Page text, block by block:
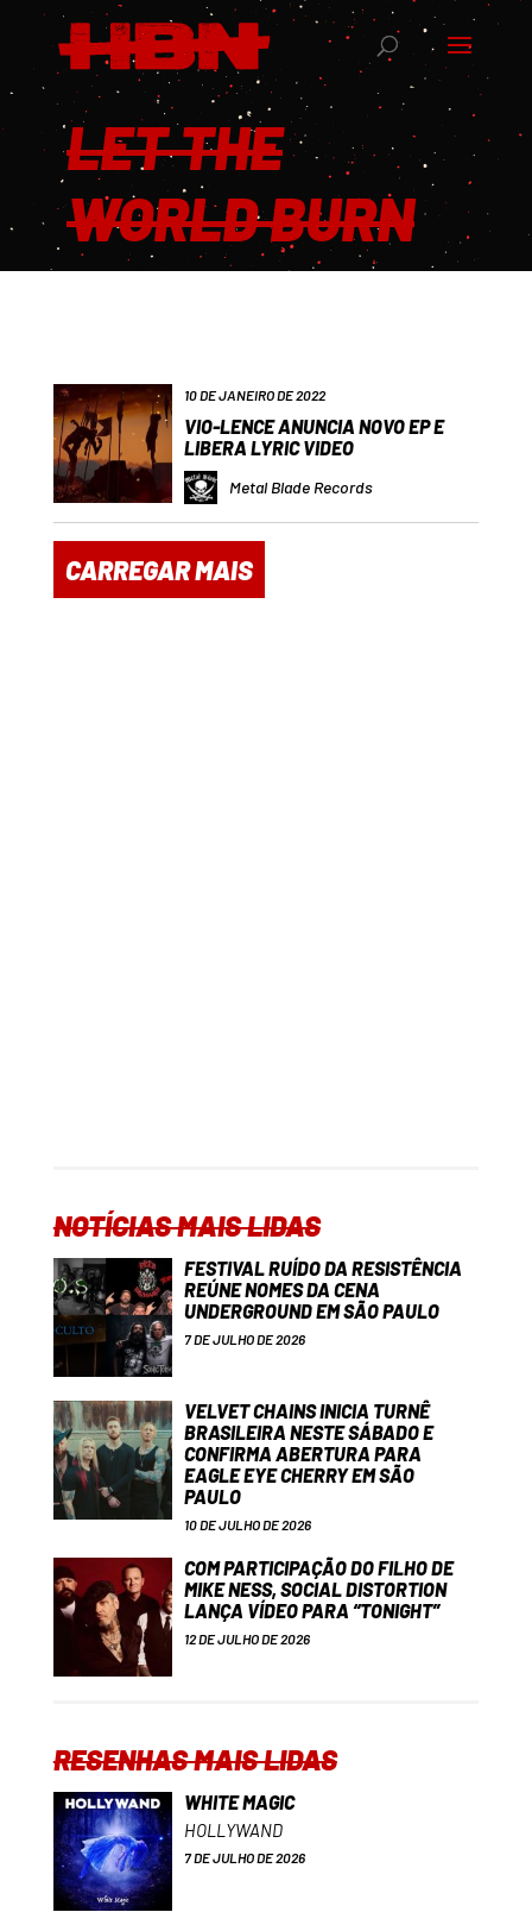
LET THE
WORLD BURN
10 DE JANEIRO DE 2022
VIO-LENCE ANUNCIA NOVO EP E
LIBERA LYRIC VIDEO
Metal Blade Records
CARREGAR MAIS
NOTÍCIAS MAIS LIDAS
FESTIVAL RUÍDO DA RESISTÊNCIA
REÚNE NOMES DA CENA
UNDERGROUND EM SÃO PAULO
7 DE JULHO DE 2026
VELVET CHAINS INICIA TURNÊ
BRASILEIRA NESTE SÁBADO E
CONFIRMA ABERTURA PARA
EAGLE EYE CHERRY EM SÃO
PAULO
10 DE JULHO DE 2026
COM PARTICIPAÇÃO DO FILHO DE
MIKE NESS, SOCIAL DISTORTION
LANÇA VÍDEO PARA “TONIGHT”
12 DE JULHO DE 2026
RESENHAS MAIS LIDAS
WHITE MAGIC
HOLLYWAND
7 DE JULHO DE 2026